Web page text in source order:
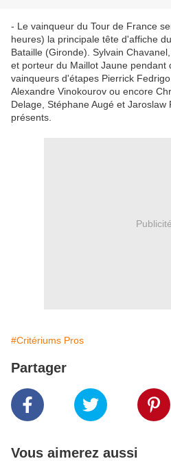
- Le vainqueur du Tour de France
heures) la principale tête d'affiche
Bataille (Gironde). Sylvain
et porteur du Maillot Jaune pendant
vainqueurs d'étapes Pierrick
Alexandre Vinokourov ou encore
Delage, Stéphane Augé et
présents.
Publicité
#Critériums Pros
Partager
Vous aimerez aussi